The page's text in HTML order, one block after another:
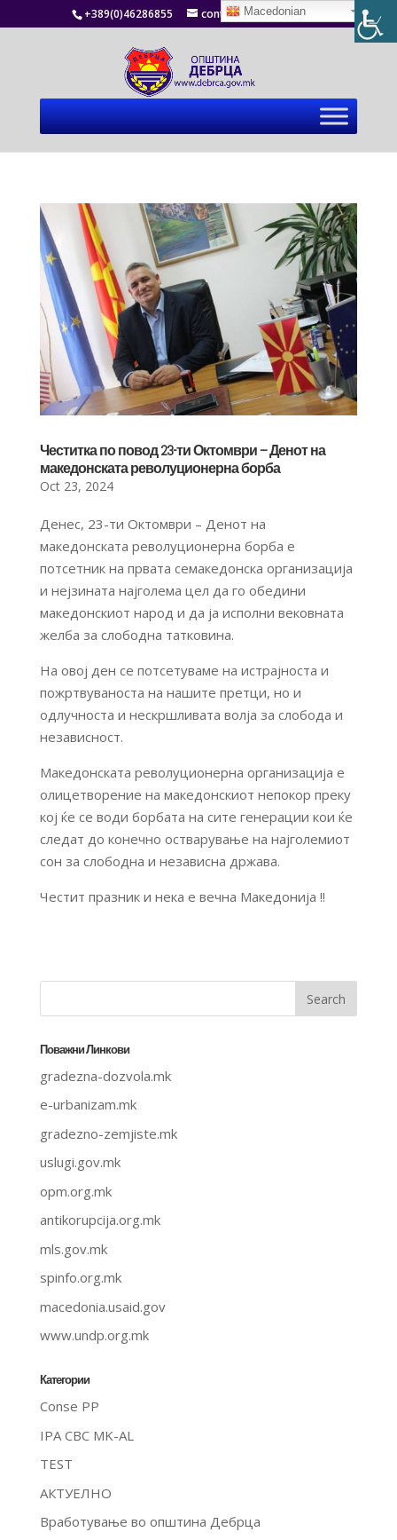
+389(0)46286855 contact@debrca.gov.mk
Честитка по повод 23-ти Октомври – Денот на
македонската револуционерна борба
Oct 23, 2024
Денес, 23-ти Октомври – Денот на
македонската револуционерна борба е
потсетник на првата семакедонска организација
и нејзината најголема цел да го обедини
македонскиот народ и да ја исполни вековната
желба за слободна татковина.
На овој ден се потсетуваме на истрајноста и
пожртвуваноста на нашите претци, но и
одлучноста и нескршливата волја за слобода и
независност.
Македонската револуционерна организација е
олицетворение на македонскиот непокор преку
кој ќе се води бoрбата на сите генерации кои ќе
следат до конечно остварување на најголемиот
сон за слободна и независна држава.
Честит празник и нека е вечна Македонија !!
Поважни Линкови
gradezna-dozvola.mk
e-urbanizam.mk
gradezno-zemjiste.mk
uslugi.gov.mk
opm.org.mk
antikorupcija.org.mk
mls.gov.mk
spinfo.org.mk
macedonia.usaid.gov
www.undp.org.mk
Категории
Conse PP
IPA CBC MK-AL
TEST
АКТУЕЛНО
Вработување во општина Дебрца
Macedonian